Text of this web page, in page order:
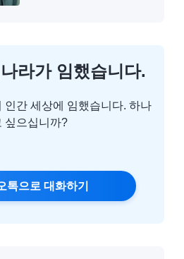
라가 임했습니다.
인간 세상에 임했습니다. 하나
싶으십니까?
톡으로 대화하기